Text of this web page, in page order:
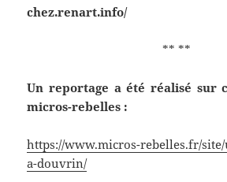
chez.renart.info/
** **
Un reportage a été réalisé sur
micros-rebelles :
https://www.micros-rebelles.fr/
a-douvrin/